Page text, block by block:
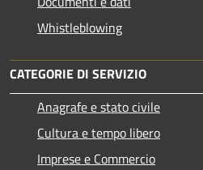
Whistleblowing
CATEGORIE DI SERVIZIO
Anagrafe e stato civile
Cultura e tempo libero
Imprese e Commercio